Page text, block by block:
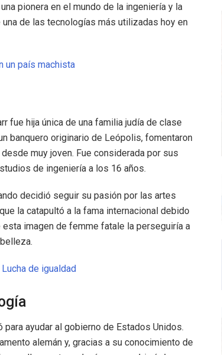
pionera en el mundo de la ingeniería y la
de las tecnologías más utilizadas hoy en
un país machista
fue hija única de una familia judía de clase
banquero originario de Leópolis, fomentaron
muy joven. Fue considerada por sus
de ingeniería a los 16 años.
decidió seguir su pasión por las artes
la catapultó a la fama internacional debido
imagen de femme fatale la perseguiría a
de igualdad
ayudar al gobierno de Estados Unidos.
alemán y, gracias a su conocimiento de